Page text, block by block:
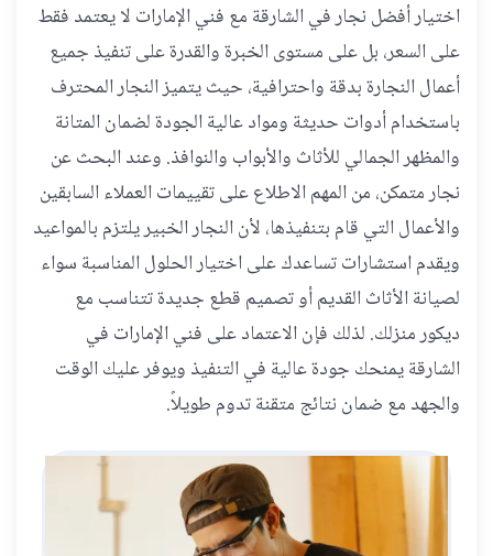
اختيار أفضل نجار في الشارقة مع فني الإمارات لا يعتمد فقط
على السعر، بل على مستوى الخبرة والقدرة على تنفيذ جميع
أعمال النجارة بدقة واحترافية، حيث يتميز النجار المحترف
باستخدام أدوات حديثة ومواد عالية الجودة لضمان المتانة
والمظهر الجمالي للأثاث والأبواب والنوافذ. وعند البحث عن
نجار متمكن، من المهم الاطلاع على تقييمات العملاء السابقين
والأعمال التي قام بتنفيذها، لأن النجار الخبير يلتزم بالمواعيد
ويقدم استشارات تساعدك على اختيار الحلول المناسبة سواء
لصيانة الأثاث القديم أو تصميم قطع جديدة تتناسب مع
ديكور منزلك. لذلك فإن الاعتماد على فني الإمارات في
الشارقة يمنحك جودة عالية في التنفيذ ويوفر عليك الوقت
والجهد مع ضمان نتائج متقنة تدوم طويلاً.